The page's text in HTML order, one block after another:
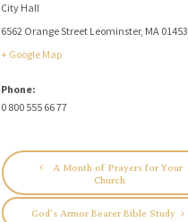
City Hall
6562 Orange Street Leominster, MA 01453
+ Google Map
Phone:
0 800 555 66 77
A Month of Prayers for Your
Church
God’s Armor Bearer Bible Study